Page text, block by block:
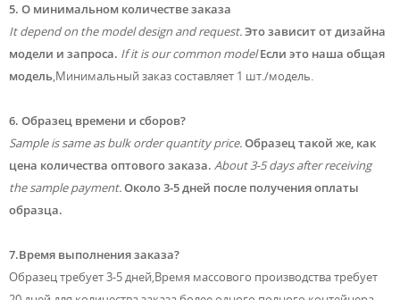
5. О минимальном количестве заказа
It depend on the model design and request.Это зависит от дизайна
модели и запроса. If it is our common model Если это наша общая
модель,Минимальный заказ составляет 1 шт./модель.
6. Образец времени и сборов?
Sample is same as bulk order quantity price.Образец такой же, как
цена количества оптового заказа. About 3-5 days after receiving
the sample payment.Около 3-5 дней после получения оплаты
образца.
7.Время выполнения заказа?
Образец требует 3-5 дней,Время массового производства требует